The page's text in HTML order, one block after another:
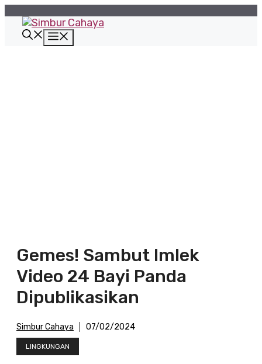
Gemes! Sambut Imlek
Video 24 Bayi Panda
Dipublikasikan
Simbur Cahaya 07/02/2024
LINGKUNGAN